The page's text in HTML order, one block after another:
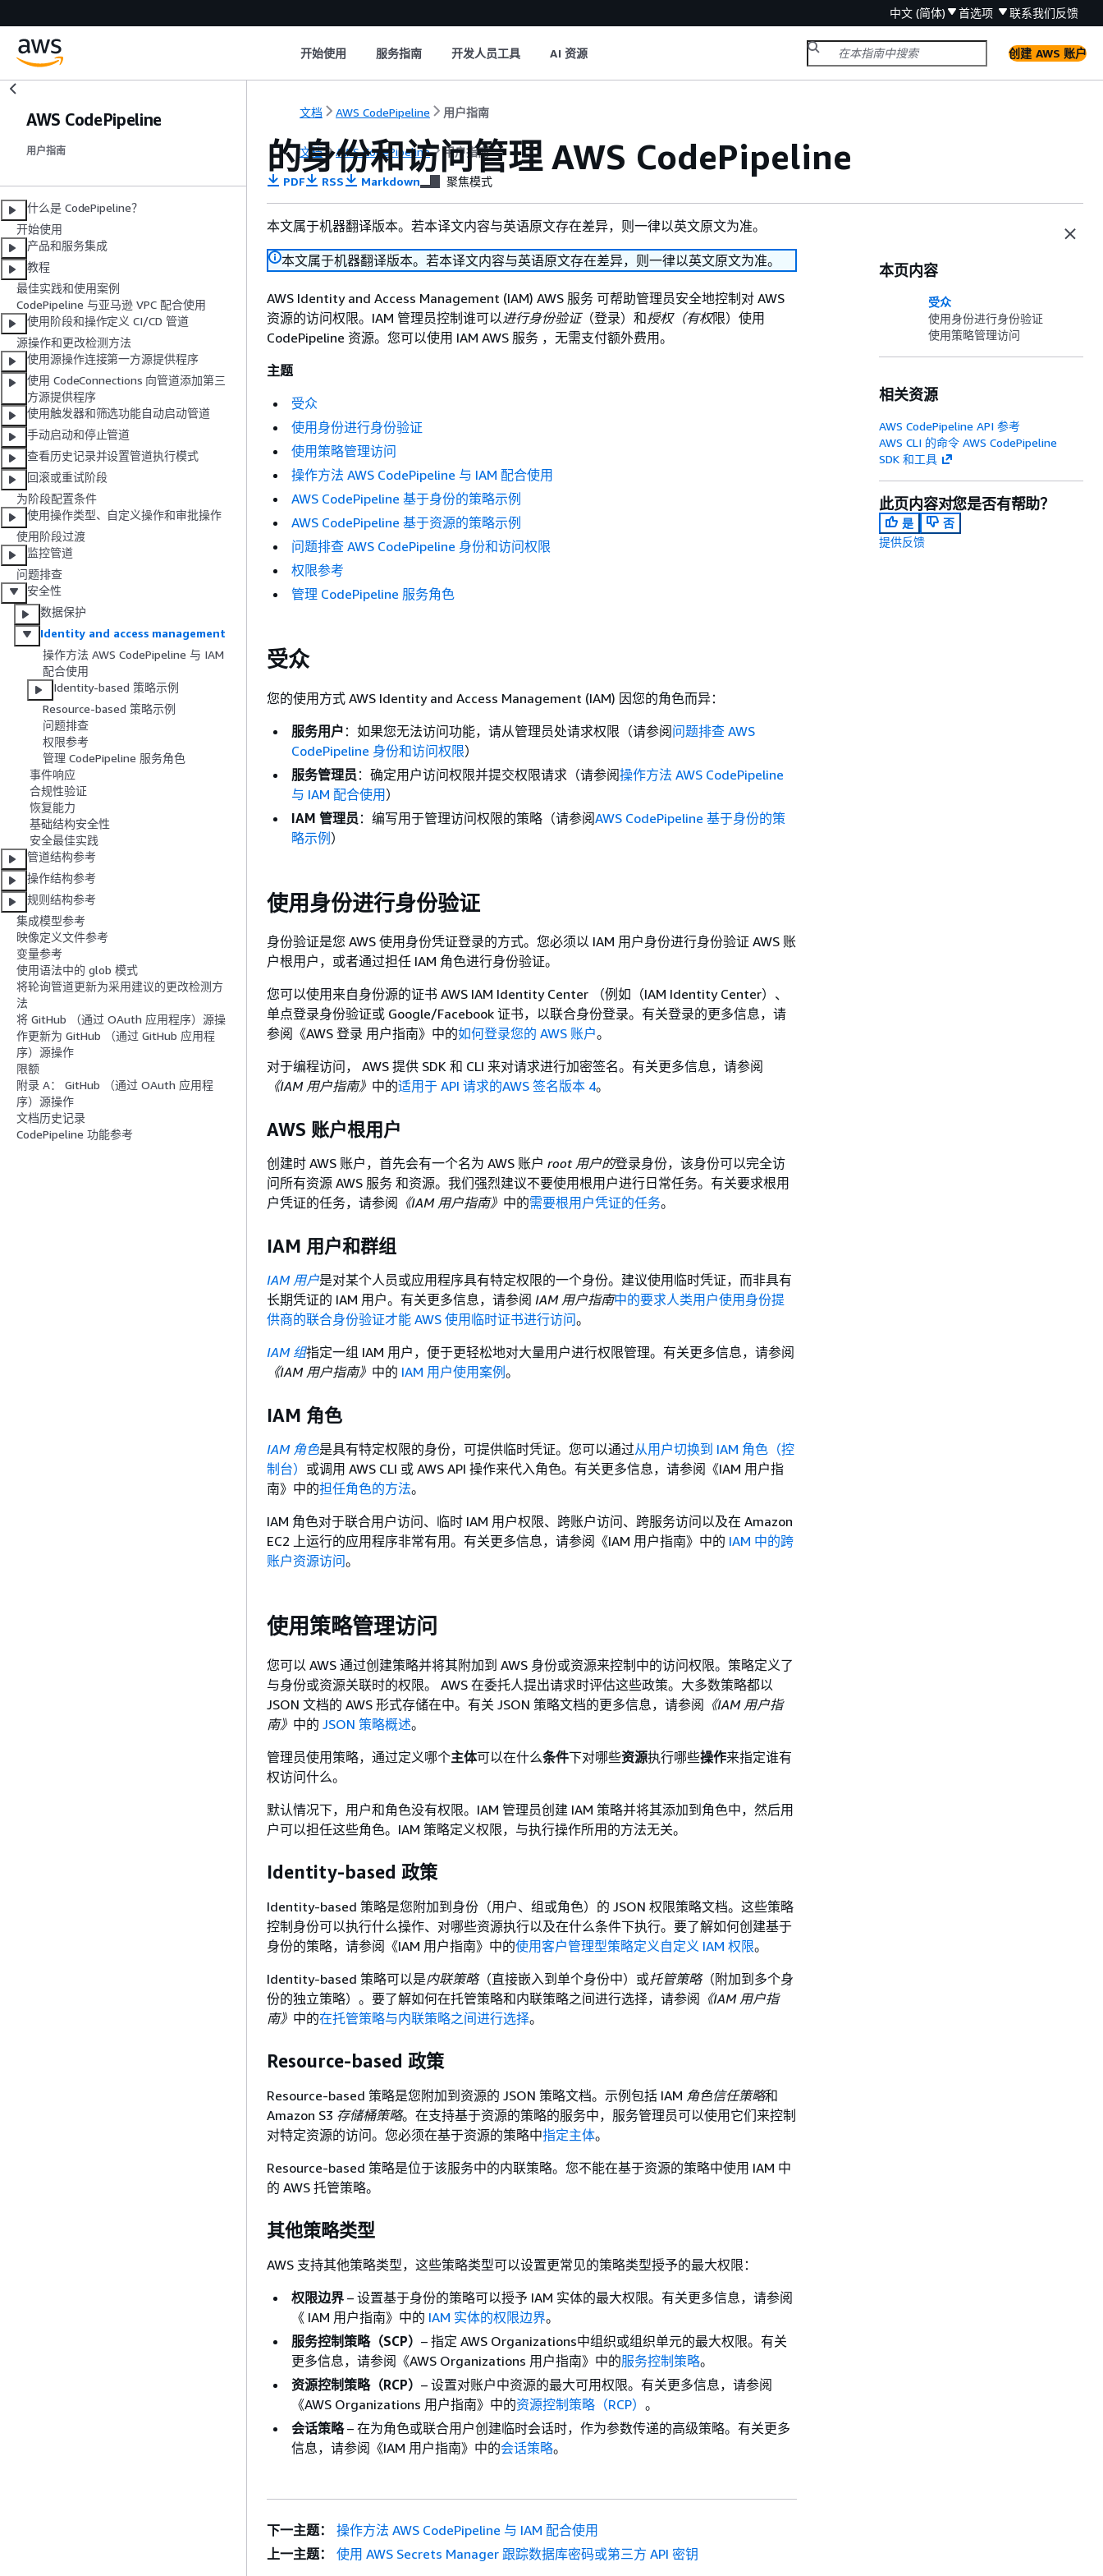
中文 (简体) 首选项 联系我们反馈
开始使用 服务指南 开发人员工具 AI 资源 创建 AWS 账户
AWS CodePipeline
用户指南
什么是 CodePipeline？
开始使用
产品和服务集成
教程
最佳实践和使用案例
CodePipeline 与亚马逊 VPC 配合使用
使用阶段和操作定义 CI/CD 管道
源操作和更改检测方法
使用源操作连接第一方源提供程序
使用 CodeConnections 向管道添加第三
方源提供程序
使用触发器和筛选功能自动启动管道
手动启动和停止管道
查看历史记录并设置管道执行模式
回滚或重试阶段
为阶段配置条件
使用操作类型、自定义操作和审批操作
使用阶段过渡
监控管道
问题排查
安全性
数据保护
Identity and access management
操作方法 AWS CodePipeline 与 IAM
配合使用
Identity-based 策略示例
Resource-based 策略示例
问题排查
权限参考
管理 CodePipeline 服务角色
事件响应
合规性验证
恢复能力
基础结构安全性
安全最佳实践
管道结构参考
操作结构参考
规则结构参考
集成模型参考
映像定义文件参考
变量参考
使用语法中的 glob 模式
将轮询管道更新为采用建议的更改检测方
法
将 GitHub （通过 OAuth 应用程序）源操
作更新为 GitHub （通过 GitHub 应用程
序）源操作
限额
附录 A： GitHub （通过 OAuth 应用程
序）源操作
文档历史记录
CodePipeline 功能参考
文档 AWS CodePipeline 用户指南
文档 AWS CodePipeline 用户指南
的身份和访问管理 AWS CodePipeline
PDF RSS Markdown 聚焦模式
本文属于机器翻译版本。若本译文内容与英语原文存在差异，则一律以英文原文为准。
本文属于机器翻译版本。若本译文内容与英语原文存在差异，则一律以英文原文为准。
AWS Identity and Access Management (IAM) AWS 服务 可帮助管理员安全地控制对 AWS
资源的访问权限。IAM 管理员控制谁可以进行身份验证（登录）和授权（有权限）使用
CodePipeline 资源。您可以使用 IAM AWS 服务 ，无需支付额外费用。
主题
受众
使用身份进行身份验证
使用策略管理访问
操作方法 AWS CodePipeline 与 IAM 配合使用
AWS CodePipeline 基于身份的策略示例
AWS CodePipeline 基于资源的策略示例
问题排查 AWS CodePipeline 身份和访问权限
权限参考
管理 CodePipeline 服务角色
受众
您的使用方式 AWS Identity and Access Management (IAM) 因您的角色而异：
服务用户 ：如果您无法访问功能，请从管理员处请求权限（请参阅问题排查 AWS
CodePipeline 身份和访问权限）
服务管理员 ：确定用户访问权限并提交权限请求（请参阅操作方法 AWS CodePipeline
与 IAM 配合使用）
IAM 管理员 ：编写用于管理访问权限的策略（请参阅AWS CodePipeline 基于身份的策
略示例）
使用身份进行身份验证
身份验证是您 AWS 使用身份凭证登录的方式。您必须以 IAM 用户身份进行身份验证 AWS 账
户根用户，或者通过担任 IAM 角色进行身份验证。
您可以使用来自身份源的证书 AWS IAM Identity Center （例如（IAM Identity Center）、
单点登录身份验证或 Google/Facebook 证书，以联合身份登录。有关登录的更多信息，请
参阅《AWS 登录 用户指南》 中的如何登录您的 AWS 账户。
对于编程访问， AWS 提供 SDK 和 CLI 来对请求进行加密签名。有关更多信息，请参阅
《IAM 用户指南》 中的适用于 API 请求的AWS 签名版本 4。
AWS 账户根用户
创建时 AWS 账户，首先会有一个名为 AWS 账户 root 用户的登录身份，该身份可以完全访
问所有资源 AWS 服务 和资源。我们强烈建议不要使用根用户进行日常任务。有关要求根用
户凭证的任务，请参阅 《IAM 用户指南》 中的需要根用户凭证的任务。
IAM 用户和群组
IAM 用户是对某个人员或应用程序具有特定权限的一个身份。建议使用临时凭证，而非具有
长期凭证的 IAM 用户。有关更多信息，请参阅 IAM 用户指南中的要求人类用户使用身份提
供商的联合身份验证才能 AWS 使用临时证书进行访问。
IAM 组指定一组 IAM 用户，便于更轻松地对大量用户进行权限管理。有关更多信息，请参阅
《IAM 用户指南》 中的 IAM 用户使用案例 。
IAM 角色
IAM 角色是具有特定权限的身份，可提供临时凭证。您可以通过从用户切换到 IAM 角色（控
制台） 或调用 AWS CLI 或 AWS API 操作来代入角色。有关更多信息，请参阅《IAM 用户指
南》 中的担任角色的方法。
IAM 角色对于联合用户访问、临时 IAM 用户权限、跨账户访问、跨服务访问以及在 Amazon
EC2 上运行的应用程序非常有用。有关更多信息，请参阅《IAM 用户指南》 中的 IAM 中的跨
账户资源访问。
使用策略管理访问
您可以 AWS 通过创建策略并将其附加到 AWS 身份或资源来控制中的访问权限。策略定义了
与身份或资源关联时的权限。 AWS 在委托人提出请求时评估这些政策。大多数策略都以
JSON 文档的 AWS 形式存储在中。有关 JSON 策略文档的更多信息，请参阅 《IAM 用户指
南》 中的 JSON 策略概述。
管理员使用策略，通过定义哪个主体可以在什么条件下对哪些资源执行哪些操作来指定谁有
权访问什么。
默认情况下，用户和角色没有权限。IAM 管理员创建 IAM 策略并将其添加到角色中，然后用
户可以担任这些角色。IAM 策略定义权限，与执行操作所用的方法无关。
Identity-based 政策
Identity-based 策略是您附加到身份（用户、组或角色）的 JSON 权限策略文档。这些策略
控制身份可以执行什么操作、对哪些资源执行以及在什么条件下执行。要了解如何创建基于
身份的策略，请参阅《IAM 用户指南》 中的使用客户管理型策略定义自定义 IAM 权限。
Identity-based 策略可以是内联策略（直接嵌入到单个身份中）或托管策略（附加到多个身
份的独立策略）。要了解如何在托管策略和内联策略之间进行选择，请参阅 《IAM 用户指
南》 中的在托管策略与内联策略之间进行选择。
Resource-based 政策
Resource-based 策略是您附加到资源的 JSON 策略文档。示例包括 IAM 角色信任策略和
Amazon S3 存储桶策略。在支持基于资源的策略的服务中，服务管理员可以使用它们来控制
对特定资源的访问。您必须在基于资源的策略中指定主体。
Resource-based 策略是位于该服务中的内联策略。您不能在基于资源的策略中使用 IAM 中
的 AWS 托管策略。
其他策略类型
AWS 支持其他策略类型，这些策略类型可以设置更常见的策略类型授予的最大权限：
权限边界 – 设置基于身份的策略可以授予 IAM 实体的最大权限。有关更多信息，请参阅
《 IAM 用户指南》 中的 IAM 实体的权限边界。
服务控制策略（SCP） – 指定 AWS Organizations中组织或组织单元的最大权限。有关
更多信息，请参阅《AWS Organizations 用户指南》 中的服务控制策略。
资源控制策略（RCP） – 设置对账户中资源的最大可用权限。有关更多信息，请参阅
《AWS Organizations 用户指南》 中的资源控制策略（RCP） 。
会话策略– 在为角色或联合用户创建临时会话时，作为参数传递的高级策略。有关更多
信息，请参阅《IAM 用户指南》 中的会话策略。
本页内容
受众
使用身份进行身份验证
使用策略管理访问
相关资源
AWS CodePipeline API 参考
AWS CLI 的命令 AWS CodePipeline
SDK 和工具
此页内容对您是否有帮助？
是
否
提供反馈
下一主题：
操作方法 AWS CodePipeline 与 IAM 配合使用
上一主题：
使用 AWS Secrets Manager 跟踪数据库密码或第三方 API 密钥